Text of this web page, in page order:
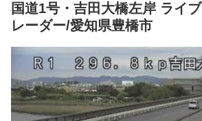
国道1号・吉田大橋左岸 ライ
レーダー/愛知県豊橋市